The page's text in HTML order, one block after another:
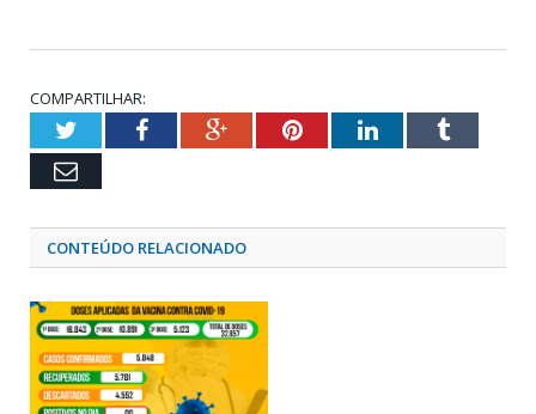
COMPARTILHAR:
TwitterFacebookGoogle+PinterestLinkedInTumblr
Email
CONTEÚDO RELACIONADO